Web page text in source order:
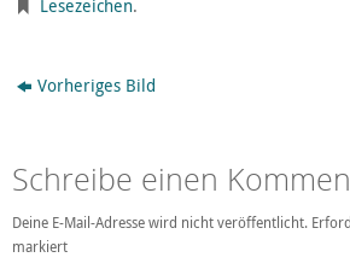
Lesezeichen.
Vorheriges Bild
Schreibe einen
Deine E-Mail-Adresse wird nicht veröffentlicht.
markiert